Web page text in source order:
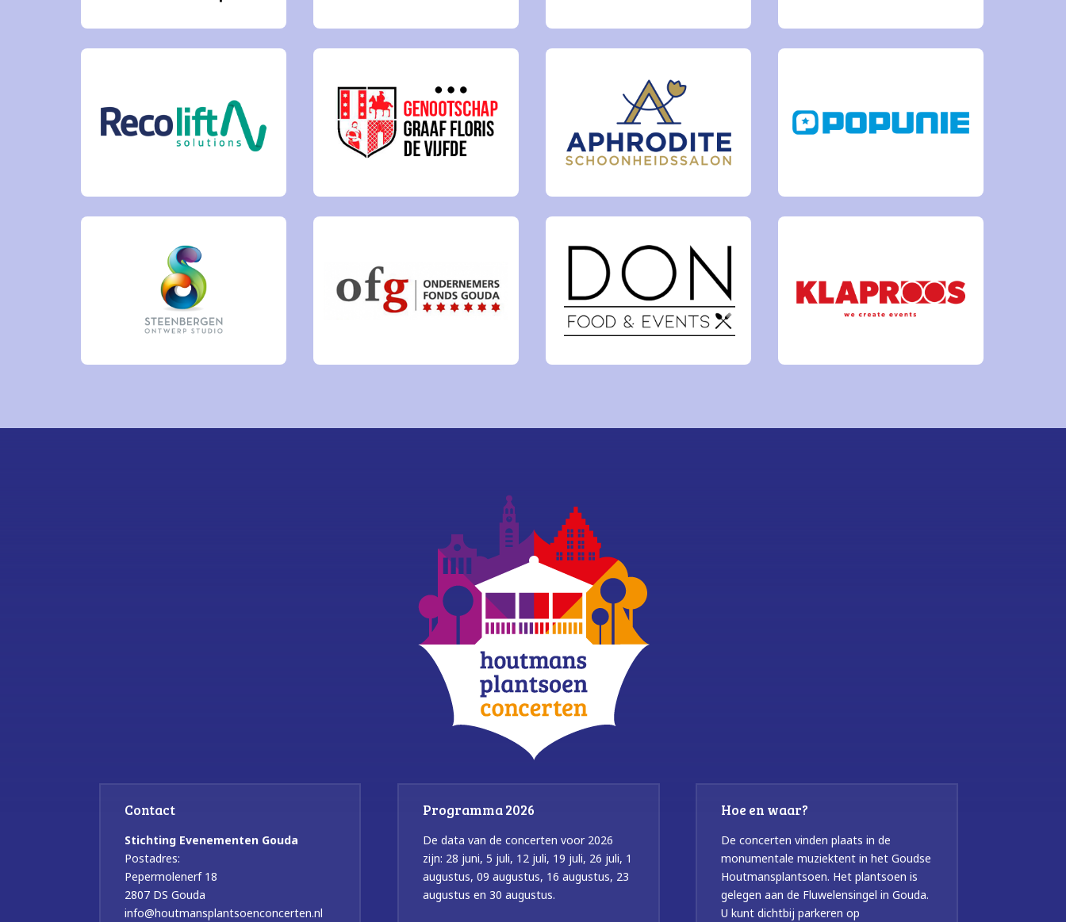
Contact
Stichting Evenementen Gouda
Postadres:
Pepermolenerf 18
2807 DS Gouda
info@houtmansplantsoenconcerten.nl
Programma 2026
De data van de concerten voor 2026
zijn: 28 juni, 5 juli, 12 juli, 19 juli, 26 juli, 1
augustus, 09 augustus, 16 augustus, 23
augustus en 30 augustus.
Hoe en waar?
De concerten vinden plaats in de
monumentale muziektent in het Goudse
Houtmansplantsoen. Het plantsoen is
gelegen aan de Fluwelensingel in Gouda.
U kunt dichtbij parkeren op